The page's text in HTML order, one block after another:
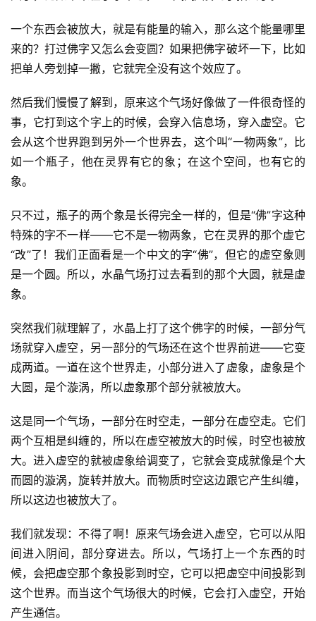
一个东西会被放大，就是有能量的输入，那么这个能量哪里
来的？打过佛字又怎么会变圆？如果把佛字破坏一下，比如
把单人旁划掉一撇，它就完全没有这个效应了。
然后我们慢慢了解到，原来这个气场好像做了一件很奇怪的
事，它打到这个字上的时候，会穿入信息场，穿入虚空。它
会从这个世界跑到另外一个世界去，这个叫“一物两象”，比
如一个瓶子，他在灵界有它的象；在这个空间，也有它的
象。
只不过，瓶子的两个象是长得完全一样的，但是“佛”字这种
特殊的字不一样——它不是一物两象，它在灵界的那个虚它
“改”了！我们正面看是一个中文的字“佛”，但它的虚空象则
是一个圆。所以，水晶气场打过去看到的那个大圆，就是虚
象。
突然我们就理解了，水晶上打了这个佛字的时候，一部分气
场就穿入虚空，另一部分的气场还在这个世界前进——它变
成两道。一道在这个世界走，小部分进入了虚象，虚象是个
大圆，是个漩涡，所以虚象那个部分就被放大。
这是同一个气场，一部分在时空走，一部分在虚空走。它们
两个互相是纠缠的，所以在虚空被放大的时候，时空也被放
大。进入虚空的就被虚象给调变了，它就会变成就像是个大
而圆的漩涡，旋转并放大。而物质时空这边跟它产生纠缠，
所以这边也被放大了。
我们就发现：不得了啊！原来气场会进入虚空，它可以从阳
间进入阴间，部分穿进去。所以，气场打上一个东西的时
候，会把虚空那个象投影到时空，它可以把虚空中间投影到
这个世界。而当这个气场很大的时候，它会打入虚空，开始
产生通信。